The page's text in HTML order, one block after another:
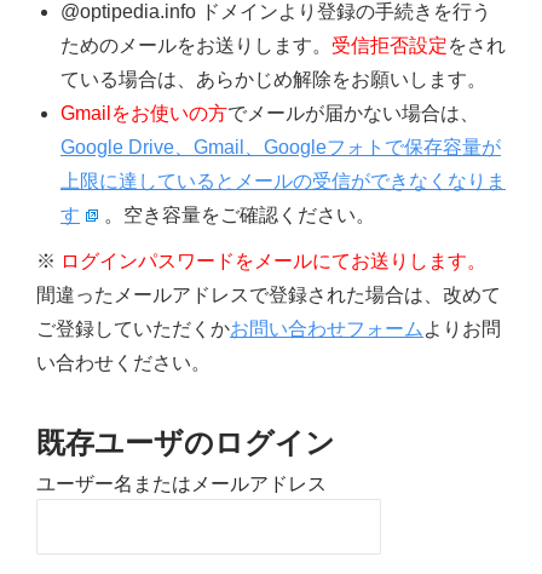
@optipedia.info ドメインより登録の手続きを行う
ためのメールをお送りします。 受信拒否設定をされ
ている場合は、あらかじめ解除をお願いします。
Gmailをお使いの方でメールが届かない場合は、
Google Drive、Gmail、Googleフォトで保存容量が
上限に達しているとメールの受信ができなくなりま
す
。空き容量をご確認ください。
※ ログインパスワードをメールにてお送りします。
間違ったメールアドレスで登録された場合は、改めて
ご登録していただくかお問い合わせフォーム よりお問
い合わせください。
既存ユーザのログイン
ユーザー名またはメールアドレス